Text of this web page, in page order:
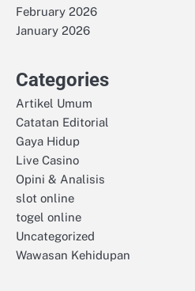
February 2026
January 2026
Categories
Artikel Umum
Catatan Editorial
Gaya Hidup
Live Casino
Opini & Analisis
slot online
togel online
Uncategorized
Wawasan Kehidupan